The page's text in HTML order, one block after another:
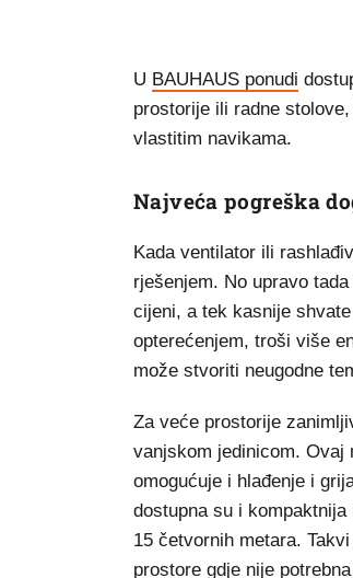
U BAUHAUS ponudi
prostorije ili radne
vlastitim navikama.
Najveća pogreška
Kada ventilator ili
rješenjem. No upravo
cijeni, a tek kasnije
opterećenjem, troši više
može stvoriti neugodne
Za veće prostorije
vanjskom jedinicom. Ovaj
omogućuje i hlađenje i
dostupna su i kompaktnija
15 četvornih metara.
prostore gdje nije